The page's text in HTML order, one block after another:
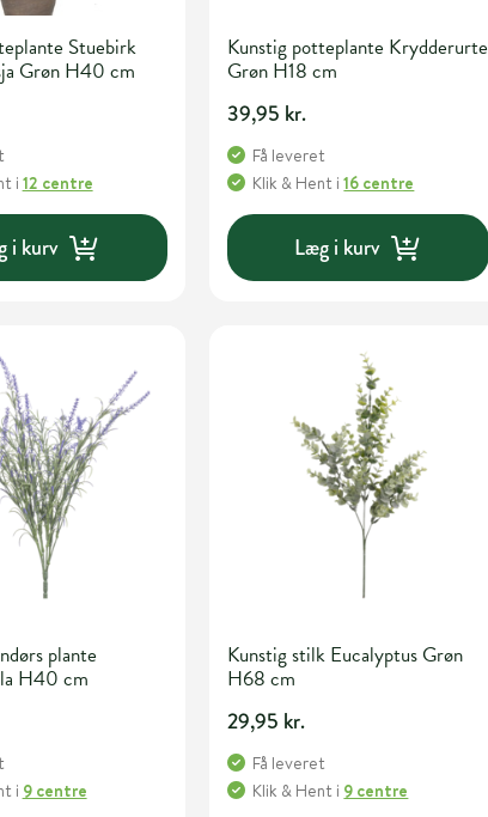
Stuebirk
Grøn H40 cm
i 12 centre
i kurv
Kunstig potteplante Krydderurte
Grøn H18 cm
39,95 kr.
Få leveret
Klik & Hent i16 centre
Læg i kurv
plante
H40 cm
i 9 centre
Kunstig stilk Eucalyptus Grøn
H68 cm
29,95 kr.
Få leveret
Klik & Hent i 9 centre